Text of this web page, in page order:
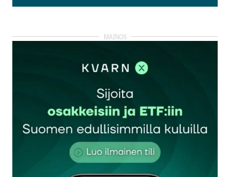
Lisää kommentti
kirjautua
rekisteröityä
Sähköpostiosoitettasi ei julkaista.Pakolliset
kentät on merkitty*